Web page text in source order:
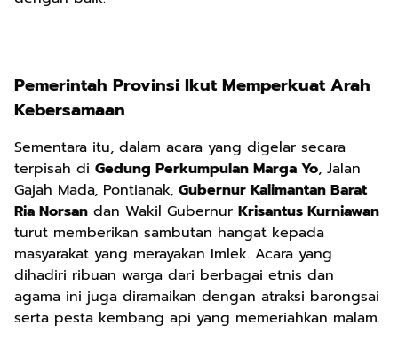
Pemerintah Provinsi Ikut Memperkuat Arah
Kebersamaan
Sementara itu, dalam acara yang digelar secara
terpisah di Gedung Perkumpulan Marga Yo, Jalan
Gajah Mada, Pontianak, Gubernur Kalimantan Barat
Ria Norsan dan Wakil Gubernur Krisantus Kurniawan
turut memberikan sambutan hangat kepada
masyarakat yang merayakan Imlek. Acara yang
dihadiri ribuan warga dari berbagai etnis dan
agama ini juga diramaikan dengan atraksi barongsai
serta pesta kembang api yang memeriahkan malam.